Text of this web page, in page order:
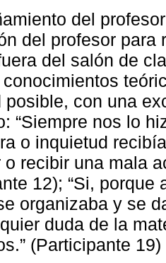
del
del profesor para
del salón de
posible, con una
“Siempre nos lo
o inquietud
o recibir una mala
12); “Si,
organizaba y se
duda de la
(Participante 19)